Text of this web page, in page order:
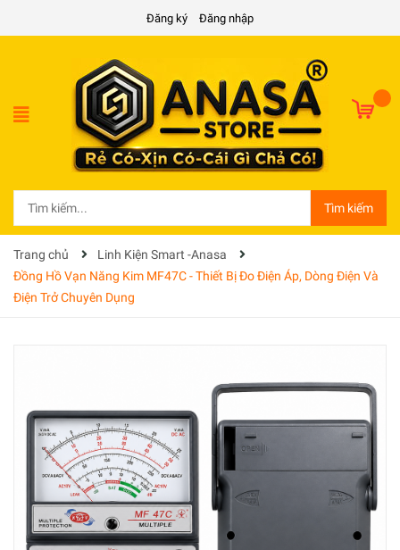
Đăng ký Đăng nhập
Tìm kiếm
Trang chủ
Linh Kiện Smart -Anasa
Đồng Hồ Vạn Năng Kim MF47C - Thiết Bị Đo Điện Áp, Dòng Điện Và
Điện Trở Chuyên Dụng